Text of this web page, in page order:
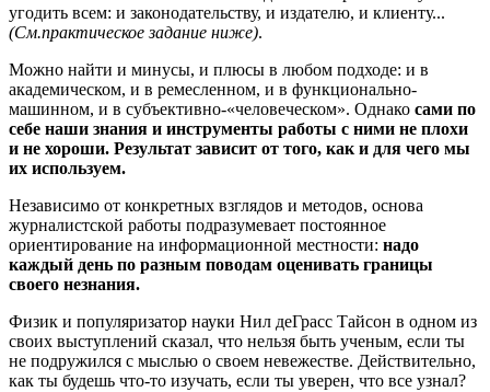
угодить всем: и законодательству, и издателю, и клиенту...
(См.практическое задание ниже).
Можно найти и минусы, и плюсы в любом подходе: и в
академическом, и в ремесленном, и в функционально-
машинном, и в субъективно-«человеческом». Однако сами по
себе наши знания и инструменты работы с ними не плохи
и не хороши. Результат зависит от того, как и для чего мы
их используем.
Независимо от конкретных взглядов и методов, основа
журналистской работы подразумевает постоянное
ориентирование на информационной местности: надо
каждый день по разным поводам оценивать границы
своего незнания.
Физик и популяризатор науки Нил деГрасс Тайсон в одном из
своих выступлений сказал, что нельзя быть ученым, если ты
не подружился с мыслью о своем невежестве. Действительно,
как ты будешь что-то изучать, если ты уверен, что все узнал?